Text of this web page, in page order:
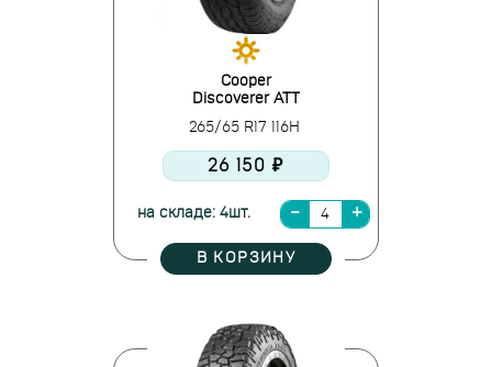
Cooper
Discoverer ATT
265/65 R17 116H
26 150 ₽
на складе: 4шт.
В КОРЗИНУ